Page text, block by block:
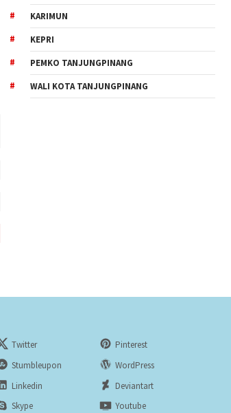
KARIMUN
KEPRI
PEMKO TANJUNGPINANG
WALI KOTA TANJUNGPINANG
Twitter
Pinterest
Stumbleupon
WordPress
Linkedin
Deviantart
Skype Youtube